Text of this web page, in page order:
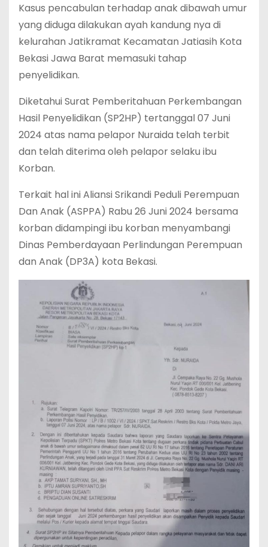
Kasus pencabulan terhadap anak dibawah umur
yang diduga dilakukan ayah kandung nya di
kelurahan Jatikramat Kecamatan Jatiasih Kota
Bekasi Jawa Barat memasuki tahap
penyelidikan.
Diketahui Surat Pemberitahuan Perkembangan
Hasil Penyelidikan (SP2HP) tertanggal 07 Juni
2024 atas nama pelapor Nuraida telah terbit
dan telah diterima oleh pelapor selaku ibu
Korban.
Terkait hal ini Aliansi Srikandi Peduli Perempuan
Dan Anak (ASPPA) Rabu 26 Juni 2024 bersama
korban didampingi ibu korban menyambangi
Dinas Pemberdayaan Perlindungan Perempuan
dan Anak (DP3A) kota Bekasi.